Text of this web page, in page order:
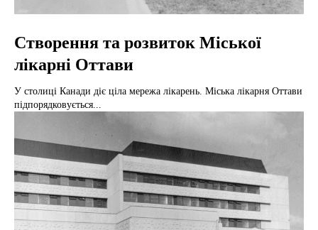
Створення та розвиток Міської
лікарні Оттави
У столиці Канади діє ціла мережа лікарень. Міська лікарня Оттави
підпорядковується...